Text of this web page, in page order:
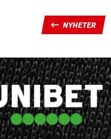
NYHETER